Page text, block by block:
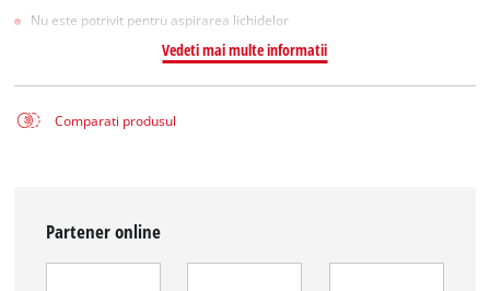
Nu este potrivit pentru aspirarea lichidelor
Vedeti mai multe informatii
Comparati produsul
Partener online